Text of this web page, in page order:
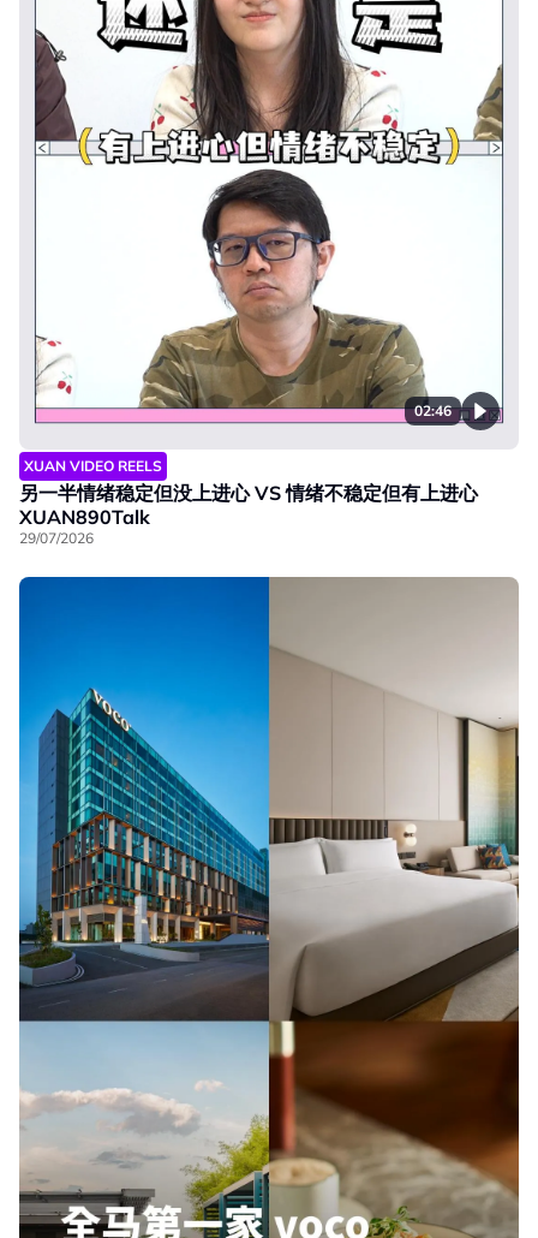
02:46
XUAN VIDEO REELS
另一半情绪稳定但没上进心 VS 情绪不稳定但有上进心
XUAN890Talk
29/07/2026